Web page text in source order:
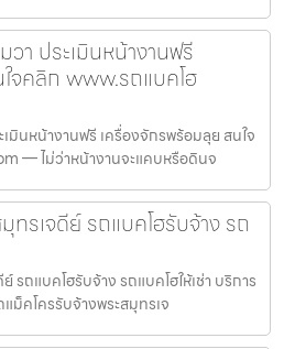
า ประเมินหน้างานฟรี
จคลิก www.รถแบคโฮ
มินหน้างานฟรี เครื่องจักรพร้อมลุย สนใจ
— ไม่ว่าหน้างานจะแคบหรือดินจ
ทรเจดีย์ รถแบคโฮรับจ้าง รถ
รถแบคโฮรับจ้าง รถแบคโฮให้เช่า บริการ
ม็คโครรับจ้างพระสมุทรเจ